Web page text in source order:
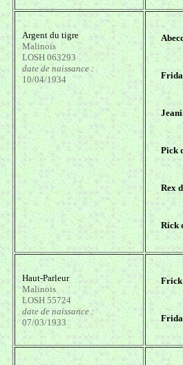
Argent du tigre
Malinois
LOSH 063293
date de naissance :
10/04/1934
Pick
Rex
Rick
Haut-Parleur
Malinois
LOSH 55724
date de naissance :
07/03/1933
Frick